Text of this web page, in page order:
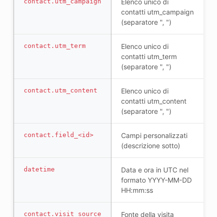
Elenco unico di
contatti utm_campaign
(separatore ", ")
contact.utm_term
Elenco unico di
contatti utm_term
(separatore ", ")
contact.utm_content
Elenco unico di
contatti utm_content
(separatore ", ")
contact.field_<id>
Campi personalizzati
(descrizione sotto)
datetime
Data e ora in UTC nel
formato YYYY-MM-DD
HH:mm:ss
contact.visit_source Fonte della visita